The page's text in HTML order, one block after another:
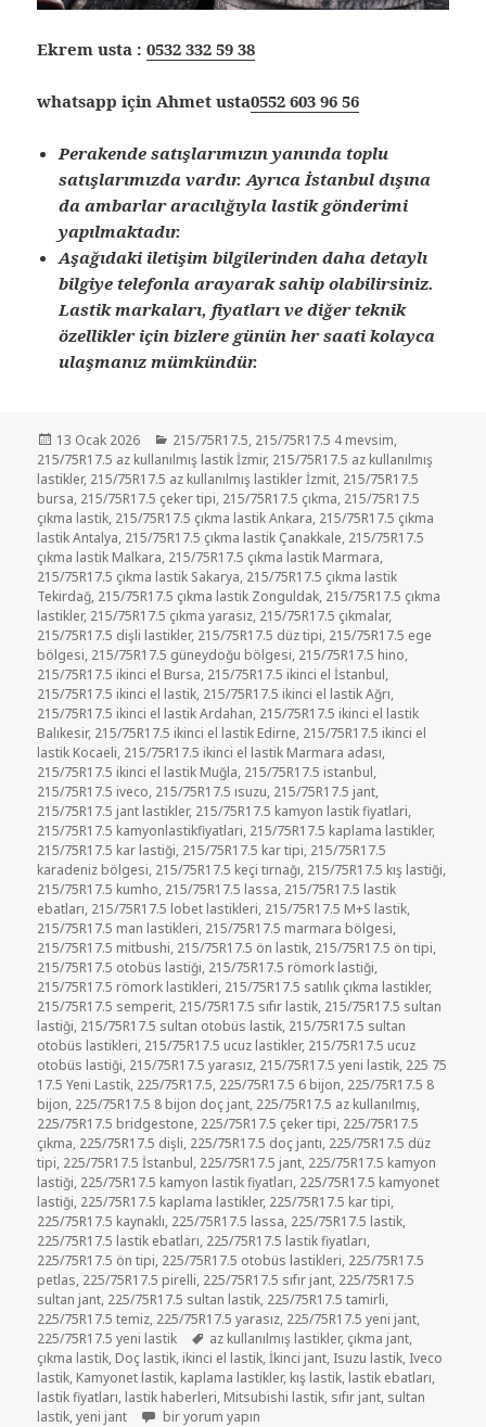
Ekrem usta :0532 332 59 38
whatsapp için Ahmet usta0552 603 96 56
Perakende satışlarımızın yanında toplu
satışlarımızda vardır. Ayrıca İstanbul dışına
da ambarlar aracılığıyla lastik gönderimi
yapılmaktadır.
Aşağıdaki iletişim bilgilerinden daha detaylı
bilgiye telefonla arayarak sahip olabilirsiniz.
Lastik markaları, fiyatları ve diğer teknik
özellikler için bizlere günün her saati kolayca
ulaşmanız mümkündür.
Yayın
tarihi
13 Ocak 2026 Kategoriler
215/75R17.5, 215/75R17.5 4 mevsim,
215/75R17.5 az kullanılmış lastik İzmir, 215/75R17.5 az kullanılmış
lastikler, 215/75R17.5 az kullanılmış lastikler İzmit, 215/75R17.5
bursa, 215/75R17.5 çeker tipi, 215/75R17.5 çıkma, 215/75R17.5
çıkma lastik, 215/75R17.5 çıkma lastik Ankara, 215/75R17.5 çıkma
lastik Antalya, 215/75R17.5 çıkma lastik Çanakkale, 215/75R17.5
çıkma lastik Malkara, 215/75R17.5 çıkma lastik Marmara,
215/75R17.5 çıkma lastik Sakarya, 215/75R17.5 çıkma lastik
Tekirdağ, 215/75R17.5 çıkma lastik Zonguldak, 215/75R17.5 çıkma
lastikler, 215/75R17.5 çıkma yarasız, 215/75R17.5 çıkmalar,
215/75R17.5 dişli lastikler, 215/75R17.5 düz tipi, 215/75R17.5 ege
bölgesi, 215/75R17.5 güneydoğu bölgesi, 215/75R17.5 hino,
215/75R17.5 ikinci el Bursa, 215/75R17.5 ikinci el İstanbul,
215/75R17.5 ikinci el lastik, 215/75R17.5 ikinci el lastik Ağrı,
215/75R17.5 ikinci el lastik Ardahan, 215/75R17.5 ikinci el lastik
Balıkesir, 215/75R17.5 ikinci el lastik Edirne, 215/75R17.5 ikinci el
lastik Kocaeli, 215/75R17.5 ikinci el lastik Marmara adası,
215/75R17.5 ikinci el lastik Muğla, 215/75R17.5 istanbul,
215/75R17.5 iveco, 215/75R17.5 ısuzu, 215/75R17.5 jant,
215/75R17.5 jant lastikler, 215/75R17.5 kamyon lastik fiyatlari,
215/75R17.5 kamyonlastikfiyatlari, 215/75R17.5 kaplama lastikler,
215/75R17.5 kar lastiği, 215/75R17.5 kar tipi, 215/75R17.5
karadeniz bölgesi, 215/75R17.5 keçi tırnağı, 215/75R17.5 kış lastiği,
215/75R17.5 kumho, 215/75R17.5 lassa, 215/75R17.5 lastik
ebatları, 215/75R17.5 lobet lastikleri, 215/75R17.5 M+S lastik,
215/75R17.5 man lastikleri, 215/75R17.5 marmara bölgesi,
215/75R17.5 mitbushi, 215/75R17.5 ön lastik, 215/75R17.5 ön tipi,
215/75R17.5 otobüs lastiği, 215/75R17.5 römork lastiği,
215/75R17.5 römork lastikleri, 215/75R17.5 satılık çıkma lastikler,
215/75R17.5 semperit, 215/75R17.5 sıfır lastik, 215/75R17.5 sultan
lastiği, 215/75R17.5 sultan otobüs lastik, 215/75R17.5 sultan
otobüs lastikleri, 215/75R17.5 ucuz lastikler, 215/75R17.5 ucuz
otobüs lastiği, 215/75R17.5 yarasız, 215/75R17.5 yeni lastik, 225 75
17.5 Yeni Lastik, 225/75R17.5, 225/75R17.5 6 bijon, 225/75R17.5 8
bijon, 225/75R17.5 8 bijon doç jant, 225/75R17.5 az kullanılmış,
225/75R17.5 bridgestone, 225/75R17.5 çeker tipi, 225/75R17.5
çıkma, 225/75R17.5 dişli, 225/75R17.5 doç jantı, 225/75R17.5 düz
tipi, 225/75R17.5 İstanbul, 225/75R17.5 jant, 225/75R17.5 kamyon
lastiği, 225/75R17.5 kamyon lastik fiyatları, 225/75R17.5 kamyonet
lastiği, 225/75R17.5 kaplama lastikler, 225/75R17.5 kar tipi,
225/75R17.5 kaynaklı, 225/75R17.5 lassa, 225/75R17.5 lastik,
225/75R17.5 lastik ebatları, 225/75R17.5 lastik fiyatları,
225/75R17.5 ön tipi, 225/75R17.5 otobüs lastikleri, 225/75R17.5
petlas, 225/75R17.5 pirelli, 225/75R17.5 sıfır jant, 225/75R17.5
sultan jant, 225/75R17.5 sultan lastik, 225/75R17.5 tamirli,
225/75R17.5 temiz, 225/75R17.5 yarasız, 225/75R17.5 yeni jant,
225/75R17.5 yeni lastik
Etiketler
az kullanılmış lastikler, çıkma jant,
çıkma lastik, Doç lastik, ikinci el lastik,İkinci jant, Isuzu lastik, Iveco
lastik, Kamyonet lastik, kaplama lastikler, kış lastik, lastik ebatları,
lastik fiyatları, lastik haberleri, Mitsubishi lastik, sıfır jant, sultan
lastik,yeni jant 215/75R17.5 VE 225/75R17.5 DİŞLİ LASTİKLER için
bir yorum yapın